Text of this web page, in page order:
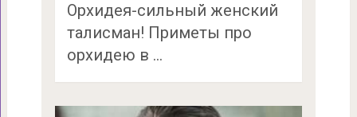
Орхидея-сильный женский
талисман! Приметы про
орхидею в …